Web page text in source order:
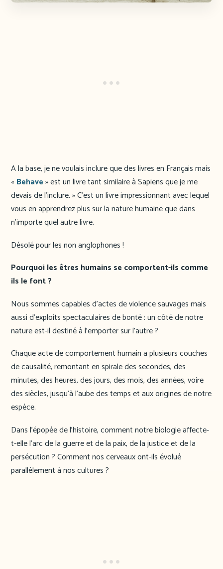
A la base, je ne voulais inclure que des livres en Français mais
« Behave» est un livre tant similaire à Sapiens que je me
devais de l’inclure. » C’est un livre impressionnant avec lequel
vous en apprendrez plus sur la nature humaine que dans
n’importe quel autre livre.
Désolé pour les non anglophones !
Pourquoi les êtres humains se comportent-ils comme
ils le font ?
Nous sommes capables d’actes de violence sauvages mais
aussi d’exploits spectaculaires de bonté : un côté de notre
nature est-il destiné à l’emporter sur l’autre ?
Chaque acte de comportement humain a plusieurs couches
de causalité, remontant en spirale des secondes, des
minutes, des heures, des jours, des mois, des années, voire
des siècles, jusqu’à l’aube des temps et aux origines de notre
espèce.
Dans l’épopée de l’histoire, comment notre biologie affecte-
t-elle l’arc de la guerre et de la paix, de la justice et de la
persécution ? Comment nos cerveaux ont-ils évolué
parallèlement à nos cultures ?